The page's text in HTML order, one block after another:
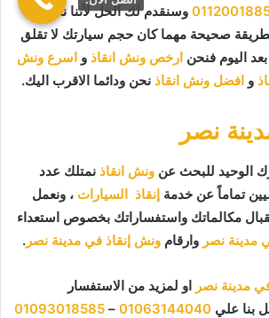
وسنقدم لك الحل لأننا نعمل
صحيحة مهما كان حجم سيارتك لا تقلق
بعد اليوم فنحن ارخص ونش انقاذ و اسرع ونش
و افضل ونش انقاذ نحن ودائما الاقرب اليك.
نصر
الوحيد للبحث عن ونش انقاذ نمتلك عدد
تماماً عن خدمة إنقاذ السيارات ، ونعمل
مكالماتك واستفساراتك بخصوص استعداء
مدينة نصر وارقام ونش إنقاذ في مدينة نصر .
مدينة نصر او لمزيد من الاستفسار
بنا علي 01063144040
–
01093018585